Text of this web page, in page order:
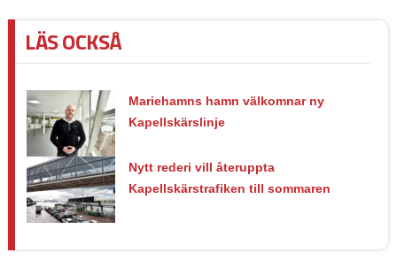
LÄS OCKSÅ
Mariehamns hamn välkomnar ny
Kapellskärslinje
Nytt rederi vill återuppta
Kapellskärstrafiken till sommaren